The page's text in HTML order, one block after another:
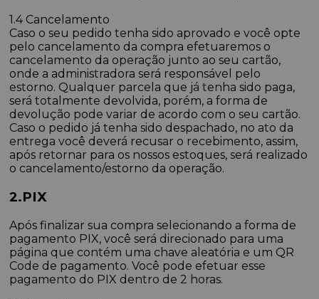
1.4 Cancelamento
Caso o seu pedido tenha sido aprovado e você opte
pelo cancelamento da compra efetuaremos o
cancelamento da operação junto ao seu cartão,
onde a administradora será responsável pelo
estorno. Qualquer parcela que já tenha sido paga,
será totalmente devolvida, porém, a forma de
devolução pode variar de acordo com o seu cartão.
Caso o pedido já tenha sido despachado, no ato da
entrega você deverá recusar o recebimento, assim,
após retornar para os nossos estoques, será realizado
o cancelamento/estorno da operação.
2.PIX
Após finalizar sua compra selecionando a forma de
pagamento PIX, você será direcionado para uma
página que contém uma chave aleatória e um QR
Code de pagamento. Você pode efetuar esse
pagamento do PIX dentro de 2 horas.